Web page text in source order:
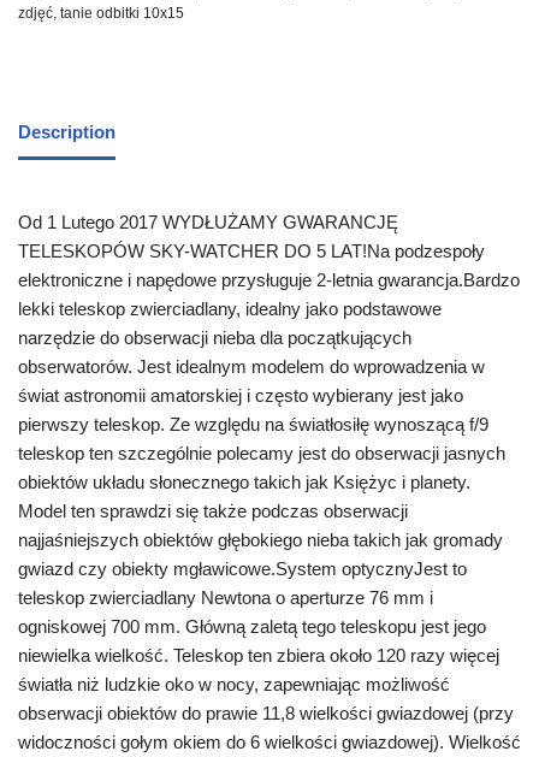
zdjęć, tanie odbitki 10x15
Description
Od 1 Lutego 2017 WYDŁUŻAMY GWARANCJĘ
TELESKOPÓW SKY-WATCHER DO 5 LAT!Na podzespoły
elektroniczne i napędowe przysługuje 2-letnia gwarancja.Bardzo
lekki teleskop zwierciadlany, idealny jako podstawowe
narzędzie do obserwacji nieba dla początkujących
obserwatorów. Jest idealnym modelem do wprowadzenia w
świat astronomii amatorskiej i często wybierany jest jako
pierwszy teleskop. Ze względu na światłosiłę wynoszącą f/9
teleskop ten szczególnie polecamy jest do obserwacji jasnych
obiektów układu słonecznego takich jak Księżyc i planety.
Model ten sprawdzi się także podczas obserwacji
najjaśniejszych obiektów głębokiego nieba takich jak gromady
gwiazd czy obiekty mgławicowe.System optycznyJest to
teleskop zwierciadlany Newtona o aperturze 76 mm i
ogniskowej 700 mm. Główną zaletą tego teleskopu jest jego
niewielka wielkość. Teleskop ten zbiera około 120 razy więcej
światła niż ludzkie oko w nocy, zapewniając możliwość
obserwacji obiektów do prawie 11,8 wielkości gwiazdowej (przy
widoczności gołym okiem do 6 wielkości gwiazdowej). Wielkość